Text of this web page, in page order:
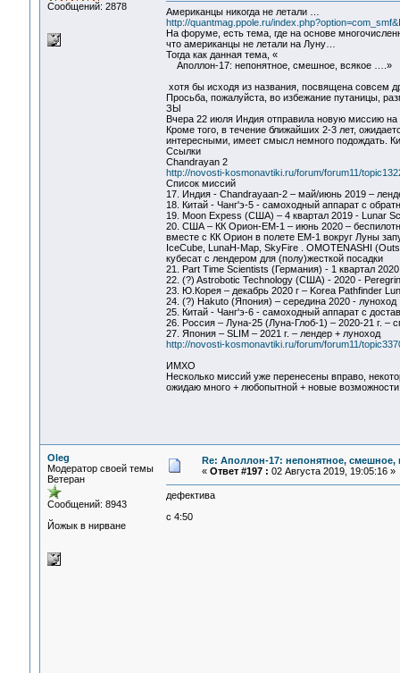
Сообщений: 2878
Американцы никогда не летали …
http://quantmag.ppole.ru/
На форуме, есть тема, где на основе
что американцы не летали на Луну…
Тогда как данная тема, «
Аполлон-17: непонятное, смешное, всякое ….»
хотя бы исходя из названия, посвящена совсем
Просьба, пожалуйста, во избежание путаницы,
ЗЫ
Вчера 22 июля Индия отправила новую миссию на
Кроме того, в течение ближайших 2-3 лет,
интересными, имеет смысл немного подождать.
Ссылки
Chandrayan 2
http://novosti-kosmonavtiki.ru/forum/forum11/
Список миссий
17. Индия - Chandrayaan-2 – май/июнь 2019 –
18. Китай - Чанг'э-5 - самоходный аппарат с
19. Moon Expess (США) – 4 квартал 2019 - Lunar
20. США – КК Орион-ЕМ-1 – июнь 2020 –
вместе с КК Орион в полете ЕМ-1 вокруг Луны
IceCube, LunaH-Map, SkyFire . OMOTENASHI
кубесат с лендером для (полу)жесткой посадки
21. Part Time Scientists (Германия) - 1 квартал
22. (?) Astrobotic Technology (США) - 2020 -
23. Ю.Корея – декабрь 2020 г – Korea Pathfinder
24. (?) Hakuto (Япония) – середина 2020 - луноход
25. Китай - Чанг'э-6 - самоходный аппарат с
26. Россия – Луна-25 (Луна-Глоб-1) – 2020-21 г. –
27. Япония – SLIM – 2021 г. – лендер + луноход
http://novosti-kosmonavtiki.ru/forum/forum11/
ИМХО
Несколько миссий уже перенесены вправо,
ожидаю много + любопытной + новые
Oleg
Модератор своей темы
Ветеран
Сообщений: 8943
Йожык в нирване
Re: Аполлон-17: непонятное, смешное,
« Ответ #197 : 02 Августа 2019, 19:05:16 »
дефектива
с 4:50